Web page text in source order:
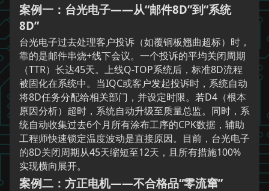
案例一：台光电子——从“邮件8D”到“系统
8D”
台光电子过去处理客户投诉（如覆铜板翘曲超标）时，
靠的是邮件串烧+线下会议。一个投诉的平均关闭周期
（TTR）长达45天。上线Q-TOP系统后，标准8D流程
被固化在系统中。当IQC或客户发起投诉时，系统自动
将8D任务分配给相关部门，并设定时限。若D4（根本
原因分析）超时，系统自动升级至质量总监。同时，系
统自动收集过去6个月所有涂布工序的CPK数据，辅助
工程师快速锁定温度波动是直接原因。目前，台光电子
的8D关闭周期从45天缩短至12天，且所有措施100%
实现横向展开。
案例二：方正电机——不合格品“零流窜”